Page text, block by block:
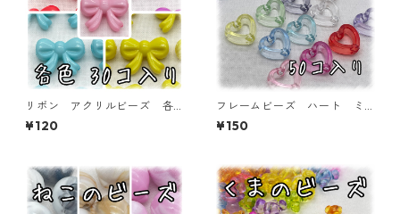
リボン アクリルビーズ 各
色 30個入り【AB-RBN】
¥120
フレームビーズ ハート ミ
ックス 50個入り【AB‐FU1
8】
¥150